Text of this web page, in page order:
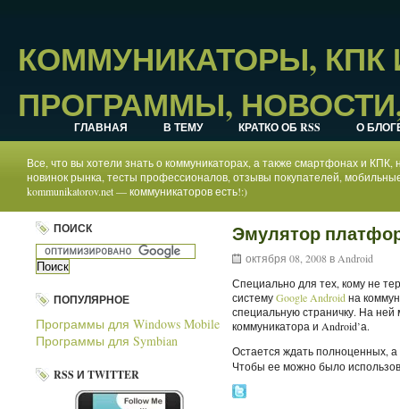
КОММУНИКАТОРЫ,
ПРОГРАММЫ,
ГЛАВНАЯ В ТЕМУ КРАТКО ОБ RSS О
Все, что вы хотели знать о коммуникаторах, а также смартфонах и
новинок рынка, тесты профессионалов, отзывы покупателей,
kommunikatorov.net — коммуникаторов есть!:)
ПОИСК
ПОПУЛЯРНОЕ
Программы для Windows Mobile
Программы для Symbian
RSS И TWITTER
Эмулятор
октября 08, 2008 в Android
Специально для тех, кому не
системуGoogle Androidна
специальную страничку. На
коммуникатора и Android’а.
Остается ждать полноценных,
Чтобы ее можно было